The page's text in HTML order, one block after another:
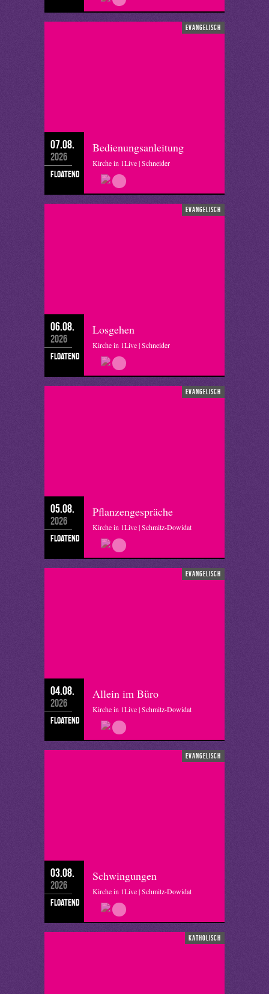
evangelisch
07.08.
2026
floatend
Bedienungsanleitung
Kirche in 1Live | Schneider
evangelisch
06.08.
2026
floatend
Losgehen
Kirche in 1Live | Schneider
evangelisch
05.08.
2026
floatend
Pflanzengespräche
Kirche in 1Live | Schmitz-Dowidat
evangelisch
04.08.
2026
floatend
Allein im Büro
Kirche in 1Live | Schmitz-Dowidat
evangelisch
03.08.
2026
floatend
Schwingungen
Kirche in 1Live | Schmitz-Dowidat
katholisch